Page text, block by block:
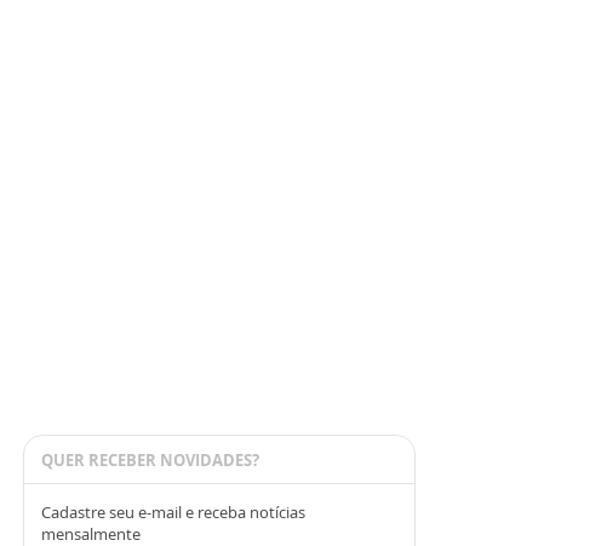
QUER RECEBER NOVIDADES?
Cadastre seu e-mail e receba notícias
mensalmente